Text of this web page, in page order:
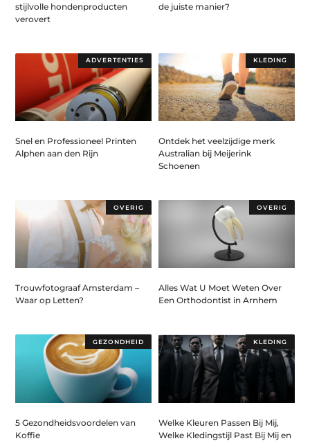
stijlvolle hondenproducten
verovert
de juiste manier?
ADVERTENTIES
Snel en Professioneel Printen
Alphen aan den Rijn
KLEDING
Ontdek het veelzijdige merk
Australian bij Meijerink
Schoenen
OVERIG
Trouwfotograaf Amsterdam –
Waar op Letten?
OVERIG
Alles Wat U Moet Weten Over
Een Orthodontist in Arnhem
GEZONDHEID
5 Gezondheidsvoordelen van
Koffie
KLEDING
Welke Kleuren Passen Bij Mij,
Welke Kledingstijl Past Bij Mij en